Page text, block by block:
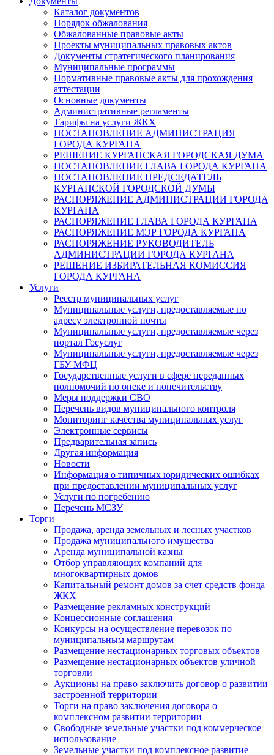
Каталог документов
Порядок обжалования
Обжалованные правовые акты
Проекты муниципальных правовых актов
Документы стратегического планирования
Муниципальные программы
Нормативные правовые акты для прохождения
аттестации
Основные документы
Административные регламенты
Тарифы на услуги ЖКХ
ПОСТАНОВЛЕНИЕ АДМИНИСТРАЦИЯ
ГОРОДА КУРГАНА
РЕШЕНИЕ КУРГАНСКАЯ ГОРОДСКАЯ ДУМА
ПОСТАНОВЛЕНИЕ ГЛАВА ГОРОДА КУРГАНА
ПОСТАНОВЛЕНИЕ ПРЕДСЕДАТЕЛЬ
КУРГАНСКОЙ ГОРОДСКОЙ ДУМЫ
РАСПОРЯЖЕНИЕ АДМИНИСТРАЦИИ ГОРОДА
КУРГАНА
РАСПОРЯЖЕНИЕ ГЛАВА ГОРОДА КУРГАНА
РАСПОРЯЖЕНИЕ МЭР ГОРОДА КУРГАНА
РАСПОРЯЖЕНИЕ РУКОВОДИТЕЛЬ
АДМИНИСТРАЦИИ ГОРОДА КУРГАНА
РЕШЕНИЕ ИЗБИРАТЕЛЬНАЯ КОМИССИЯ
ГОРОДА КУРГАНА
Услуги
Реестр муниципальных услуг
Муниципальные услуги, предоставляемые по
адресу электронной почты
Муниципальные услуги, предоставляемые через
портал Госуслуг
Муниципальные услуги, предоставляемые через
ГБУ МФЦ
Государственные услуги в сфере переданных
полномочий по опеке и попечительству
Меры поддержки СВО
Перечень видов муниципального контроля
Мониторинг качества муниципальных услуг
Электронные сервисы
Предварительная запись
Другая информация
Новости
Информация о типичных юридических ошибках
при предоставлении муниципальных услуг
Услуги по погребению
Перечень МСЗУ
Торги
Продажа, аренда земельных и лесных участков
Продажа муниципального имущества
Аренда муниципальной казны
Отбор управляющих компаний для
многоквартирных домов
Капитальный ремонт домов за счет средств фонда
ЖКХ
Размещение рекламных конструкций
Концессионные соглашения
Конкурсы на осуществление перевозок по
муниципальным маршрутам
Размещение нестационарных торговых объектов
Размещение нестационарных объектов уличной
торговли
Аукционы на право заключить договор о развитии
застроенной территории
Торги на право заключения договора о
комплексном развитии территории
Свободные земельные участки под коммерческое
использование
Земельные участки под комплексное развитие